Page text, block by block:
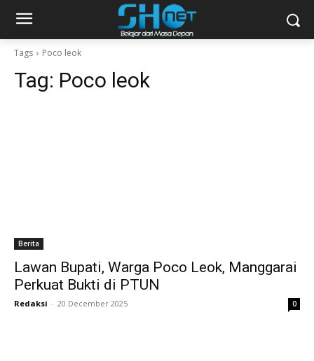
Tags Poco leok
Tag: Poco leok
Berita
Lawan Bupati, Warga Poco Leok, Manggarai
Perkuat Bukti di PTUN
Redaksi - 20 December 2025 0